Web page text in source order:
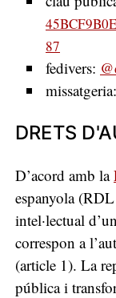
87
fedivers:
missatgeria:
DRETS
D’acord amb la
espanyola
intel·lectual
correspon a
(article 1). La
pública i